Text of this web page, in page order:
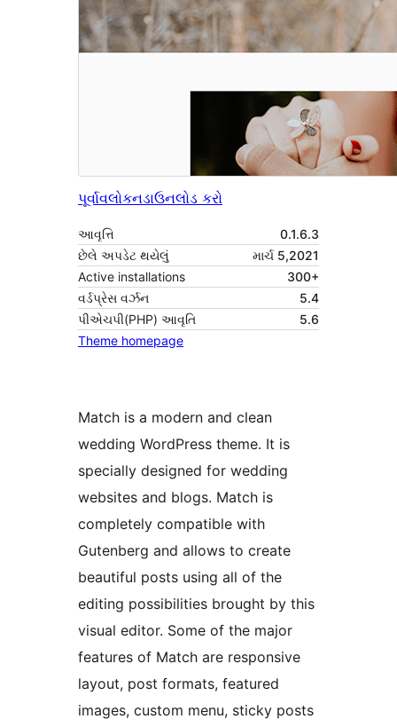
પૂર્વાવલોકનડાઉનલોડ કરો
આવૃત્તિ
0.1.6.3
છેલે અપડેટ થયેલું
માર્ચ 5,2021
Active installations
300+
વર્ડપ્રેસ વર્ઝન
5.4
પીએચપી(PHP) આવૃતિ
5.6
Theme homepage
Match is a modern and clean
wedding WordPress theme. It is
specially designed for wedding
websites and blogs. Match is
completely compatible with
Gutenberg and allows to create
beautiful posts using all of the
editing possibilities brought by this
visual editor. Some of the major
features of Match are responsive
layout, post formats, featured
images, custom menu, sticky posts